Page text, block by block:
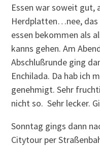
Essen war soweit gut,
Herdplatten…nee,
essen bekommen als
kanns gehen. Am
Abschlußrunde ging
Enchilada. Da hab ich
genehmigt. Sehr
nicht so. Sehr lecker.
Sonntag gings dann
Citytour per